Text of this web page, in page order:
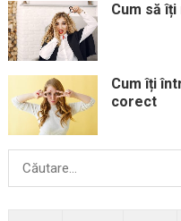
Cum să
Cum îți
corect